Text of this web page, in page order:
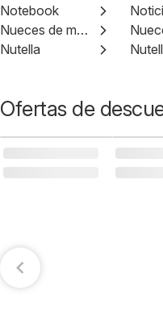
Notebook
Nueces de macadamia
Nutella
Ofertas de